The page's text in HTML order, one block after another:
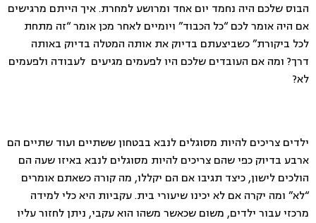
הבוס שלכם היה נחמד יום אחד ומרושע למחרת. איך הייתם מרגישים
אם היה אומר לכם “כל הכבוד” ויומיים לאחר מכן אומר “זה מתחת
לכל ביקורת” כשביצעתם בדיוק את אותה המטלה בדיוק באותה
דרך? ומה אם העובדים שלכם היו לפעמים מגיעים לעבודה ולפעמים
לא?
ילדים צריכים להיות מסוגלים לנבא בבטחון ששתיים ועוד שתיים הם
ארבע בדיוק כפי שהם צריכים להיות מסוגלים לנבא באיזו שעה הם
הולכים לישון, כיצד תגיבו אם הם יקללו, מה קורה כשאתם אומרים
“לא” ומה יקרה אם לא יכינו שיעורי בית. עקביות היא כלי למידה
מרכזי עבור ילדים, משום שכאשר משהו הוא עקבי, ניתן לחזור עליו